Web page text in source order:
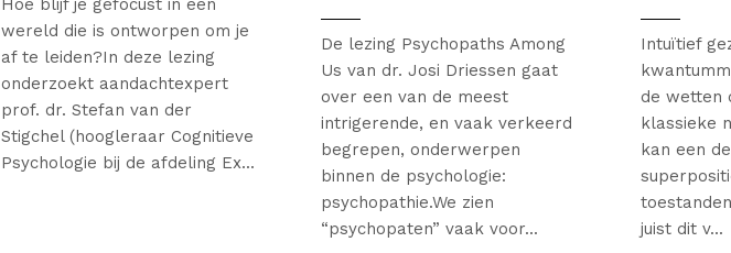
Hoe blijf je gefocust in een
wereld die is ontworpen om je
af te leiden?In deze lezing
onderzoekt aandachtexpert
prof. dr. Stefan van der
Stigchel (hoogleraar Cognitieve
Psychologie bij de afdeling Ex...
De lezing Psychopaths Among
Us van dr. Josi Driessen gaat
over een van de meest
intrigerende, en vaak verkeerd
begrepen, onderwerpen
binnen de psychologie:
psychopathie.We zien
“psychopaten” vaak voor...
Intuïtief
de wetten
klassieke
kan een
juist dit v...